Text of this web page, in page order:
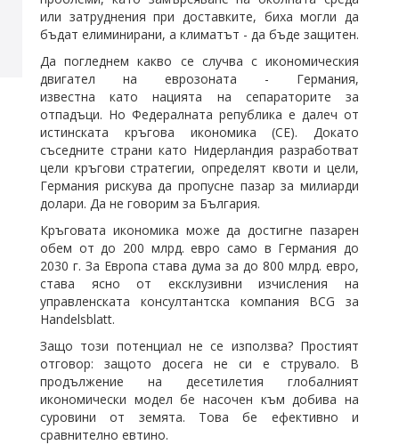
или затруднения при доставките, биха могли да
бъдат елиминирани, а климатът - да бъде защитен.
Да погледнем какво се случва с икономическия
двигател на еврозоната - Германия,
известнакато нацията на сепараторите за
отпадъци. Но Федералната република е далеч от
истинската кръгова икономика (CE). Докато
съседните страни като Нидерландия разработват
цели кръгови стратегии, определят квоти и цели,
Германия рискува да пропусне пазар за милиарди
долари. Да не говорим за България.
Кръговата икономика може да достигне пазарен
обем от до 200 млрд. евро само в Германия до
2030 г. За Европа става дума за до 800 млрд. евро,
става ясно от ексклузивни изчисления на
управленската консултантска компания BCG за
Handelsblatt.
Защо този потенциал не се използва? Простият
отговор: защото досега не си е струвало. В
продължение на десетилетия глобалният
икономически модел бе насочен към добива на
суровини от земята. Това бе ефективно и
сравнително евтино.